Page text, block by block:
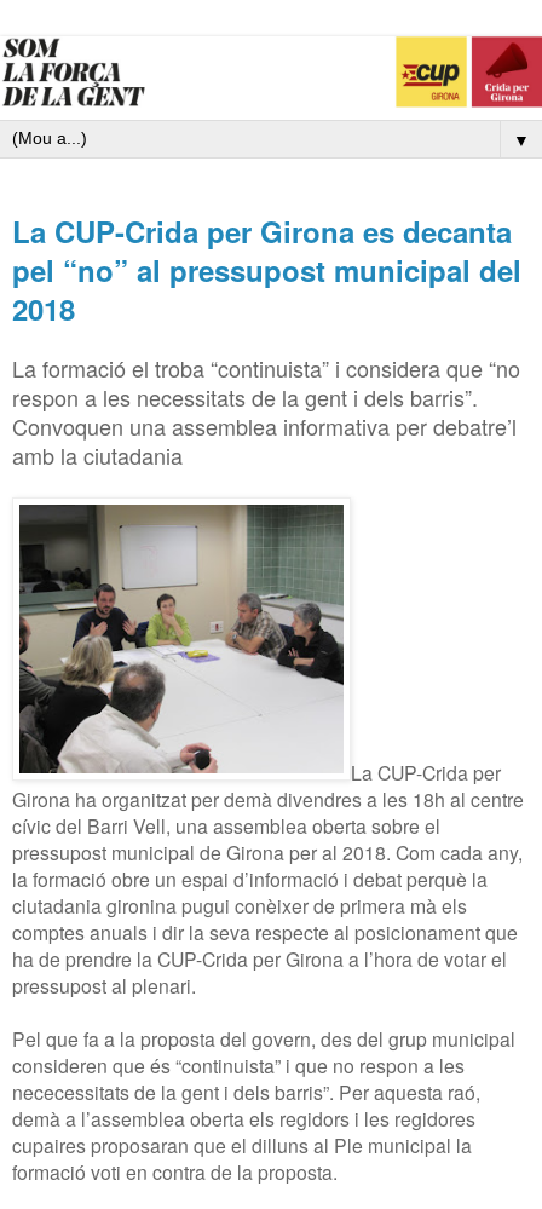
▼
La CUP-Crida per Girona es decanta
pel “no” al pressupost municipal del
2018
La formació el troba “continuista” i considera que “no
respon a les necessitats de la gent i dels barris”.
Convoquen una assemblea informativa per debatre’l
amb la ciutadania
La CUP-Crida per
Girona ha organitzat per demà divendres a les 18h al centre
cívic del Barri Vell, una assemblea oberta sobre el
pressupost municipal de Girona per al 2018. Com cada any,
la formació obre un espai d’informació i debat perquè la
ciutadania gironina pugui conèixer de primera mà els
comptes anuals i dir la seva respecte al posicionament que
ha de prendre la CUP-Crida per Girona a l’hora de votar el
pressupost al plenari.
Pel que fa a la proposta del govern, des del grup municipal
consideren que és “continuista” i que no respon a les
nececessitats de la gent i dels barris”. Per aquesta raó,
demà a l’assemblea oberta els regidors i les regidores
cupaires proposaran que el dilluns al Ple municipal la
formació voti en contra de la proposta.